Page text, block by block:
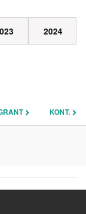
2024
KONT.